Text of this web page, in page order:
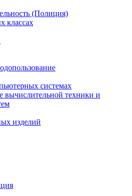
(Полиция)
классах
системах
вычислительной техники и
изделий